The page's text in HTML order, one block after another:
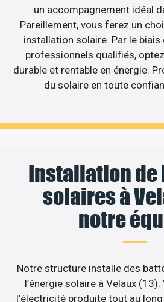
un accompagnement idéal
Pareillement, vous ferez un
installation solaire. Par le biais
professionnels qualifiés,
durable et rentable en énergie.
du solaire en toute
Installation de
solaires à
notre
Notre structure installe des
l’énergie solaire à Velaux
l’électricité produite tout au